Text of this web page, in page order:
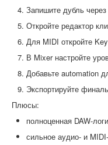
Запишите дубль
Откройте редактор
Для MIDI откройте
В Mixer настройте
Добавьте automation
Экспортируйте
Плюсы:
полноценная DAW-
сильное аудио- и